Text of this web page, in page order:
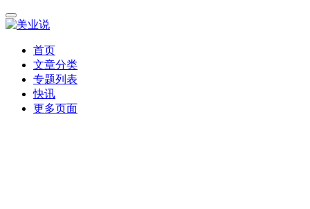
首页
文章分类
专题列表
快讯
更多页面